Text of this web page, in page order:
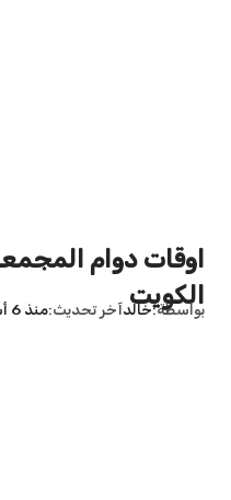
الكويت
بواسطة خالدآخر تحديث منذ 6 أشهر